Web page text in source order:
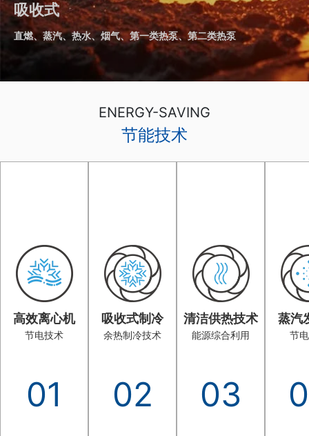
吸收式
直燃、蒸汽、热水、烟气、第一类热泵、第二类热泵
ENERGY-SAVING
节能技术
高效离心机
节电技术
01
吸收式制冷
余热制冷技术
02
清洁供热技术
能源综合利用
03
蒸汽
节